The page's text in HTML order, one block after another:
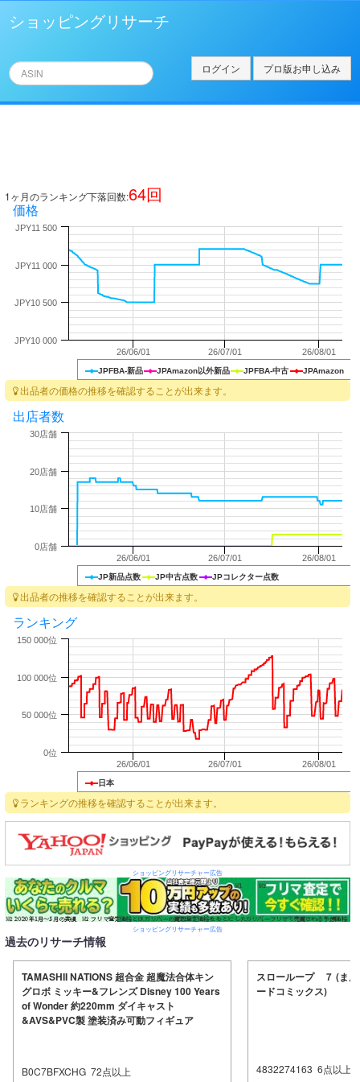
ショッピングリサーチ
ログイン プロ版お申し込み
1ヶ月のランキング下落回数:64回
価格
JPFBA-新品 JPAmazon以外新品 JPFBA-中古 JPAmazon
26/06/01 26/07/01 26/08/01
JPY10 000
JPY10 500
JPY11 000
JPY11 500
出品者の価格の推移を確認することが出来ます。
出店者数
JP新品点数 JP中古点数 JPコレクター点数
26/06/01 26/07/01 26/08/01
0店舗
10店舗
20店舗
30店舗
出品者の推移を確認することが出来ます。
ランキング
日本
26/06/01 26/07/01 26/08/01
0位
50 000位
100 000位
150 000位
ランキングの推移を確認することが出来ます。
ショッピングリサーチャー広告
ショッピングリサーチャー広告
過去のリサーチ情報
TAMASHII NATIONS 超合金 超魔法合体キン
グロボ ミッキー&フレンズ Disney 100 Years
of Wonder 約220mm ダイキャスト
&AVS&PVC製 塗装済み可動フィギュア
B0C7BFXCHG 72点以上
スローループ ７ (ま
ードコミックス)
4832274163 6点以上